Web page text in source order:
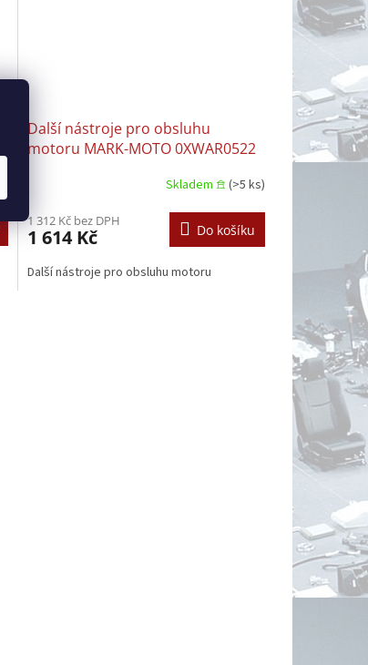
Další nástroje pro obsluhu
motoru MARK-MOTO 0XWAR0522
FIAT IVECO PEUGEOT | IVECO
Skladem 𖠿 (>5 ks)
1 312 Kč bez DPH
1 614 Kč Do košíku
Další nástroje pro obsluhu motoru